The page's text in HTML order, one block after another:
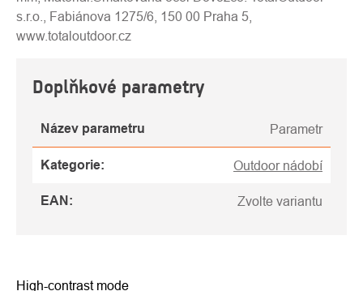
s.r.o., Fabiánova 1275/6, 150 00 Praha 5,
www.totaloutdoor.cz
Doplňkové parametry
Název parametru Parametr
Kategorie: Outdoor nádobí
EAN : Zvolte variantu
High-contrast mode